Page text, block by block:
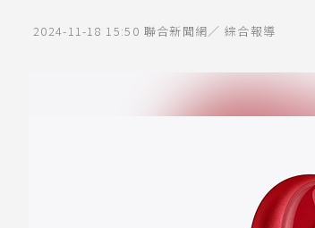
2024-11-18 15:50 聯合新聞網／ 綜合報導